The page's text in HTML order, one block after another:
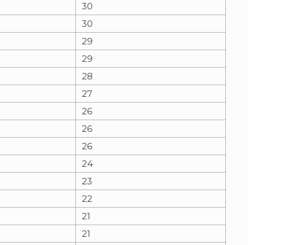
30
30
29
29
28
27
26
26
26
24
23
22
21
21